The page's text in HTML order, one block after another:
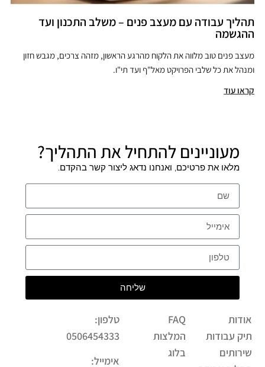
תהליך עבודה עם מעצב פנים – משלב התכנון ועד
ההגשמה
מעצב פנים טוב מלווה את הלקוח מהרגע הראשון, מזהה צרכים, מגבש חזון
ומנהל את כל שלבי הפרויקט מאל"ף ועד תי"ו.
קראו עוד
מעוניינים להתחיל את התהליך?
מלאו את פרטיכם, ואנחנו נדאג ליצור קשר בהקדם.
שליחה
אודות
תיק עבודות
שירותים
FAQ
המלצות
בלוג
טלפון:
0506454333
אימייל: